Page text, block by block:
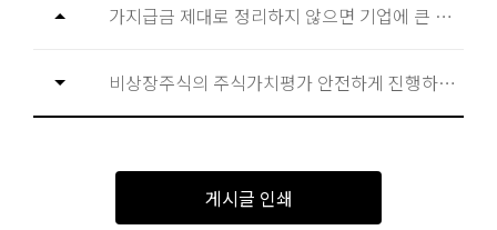
가지급금 제대로 정리하지 않으면 기업에 큰 피해가 된다
비상장주식의 주식가치평가 안전하게 진행하는 방법
게시글 인쇄